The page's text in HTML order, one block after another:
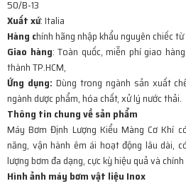
50/B-13
Xuất xứ: Italia
Hàng chính hãng nhập khẩu nguyên chiếc
Giao hàng: Toàn quốc, miễn phí giao
thành TP.HCM,
Ứng dụng: Dùng trong ngành sản xuất
ngành dược phẩm, hóa chất, xử lý nước thải.
Thông tin chung về sản phẩm
Máy Bơm Định Lượng Kiểu Màng Cơ Khí
năng, vận hành êm ái hoạt động lâu dài,
lượng bơm đa dạng, cực kỳ hiệu quả và chính
Hình ảnh máy bơm vật liệu Inox